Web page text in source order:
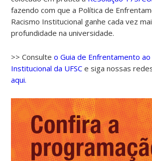
fazendo com que a Política de
Racismo Institucional ganhe cada vez
profundidade na universidade.
>> Consulteo Guia de Enfrentamento ao
Institucional da UFSC e siga nossas
aqui.